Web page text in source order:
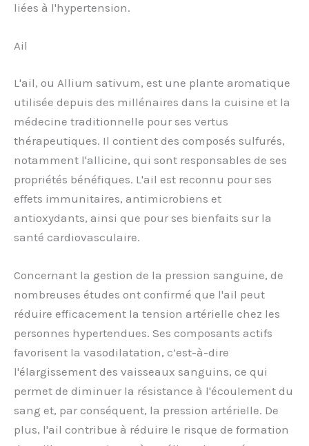
liées à l'hypertension.
Ail
L'ail, ou Allium sativum, est une plante aromatique
utilisée depuis des millénaires dans la cuisine et la
médecine traditionnelle pour ses vertus
thérapeutiques. Il contient des composés sulfurés,
notamment l'allicine, qui sont responsables de ses
propriétés bénéfiques. L'ail est reconnu pour ses
effets immunitaires, antimicrobiens et
antioxydants, ainsi que pour ses bienfaits sur la
santé cardiovasculaire.
Concernant la gestion de la pression sanguine, de
nombreuses études ont confirmé que l'ail peut
réduire efficacement la tension artérielle chez les
personnes hypertendues. Ses composants actifs
favorisent la vasodilatation, c’est-à-dire
l'élargissement des vaisseaux sanguins, ce qui
permet de diminuer la résistance à l'écoulement du
sang et, par conséquent, la pression artérielle. De
plus, l'ail contribue à réduire le risque de formation